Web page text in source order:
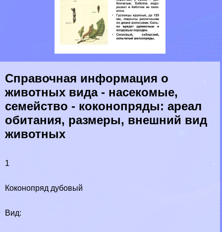
Справочная информация о
животных вида - насекомые,
семейство - коконопряды: ареал
обитания, размеры, внешний вид
животных
1
Коконопряд дубовый
Вид: